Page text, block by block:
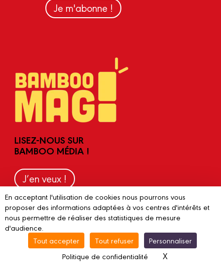
Je m'abonne !
LISEZ-NOUS SUR
BAMBOO MÉDIA !
J’en veux !
Contactez-nous
En acceptant l'utilisation de cookies nous pourrons vous
proposer des informations adaptées à vos centres d'intérêts et
nous permettre de réaliser des statistiques de mesure
d'audience.
Tout accepter
Tout refuser
Personnaliser
Politique de confidentialité
X